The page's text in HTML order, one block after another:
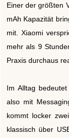
Einer der größten
mAh Kapazität
mit. Xiaomi
mehr als 9
Praxis durchaus
Im Alltag
also mit
kommt locker
klassisch über